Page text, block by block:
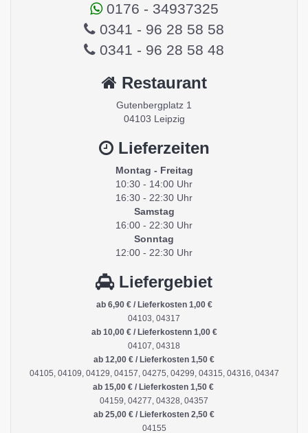
0176 - 34937325
0341 - 96 28 58 58
0341 - 96 28 58 48
Restaurant
Gutenbergplatz 1
04103 Leipzig
Lieferzeiten
Montag - Freitag
10:30 - 14:00 Uhr
16:30 - 22:30 Uhr
Samstag
16:00 - 22:30 Uhr
Sonntag
12:00 - 22:30 Uhr
Liefergebiet
ab 6,90 € / Lieferkosten 1,00 €
04103, 04317
ab 10,00 € / Lieferkostenn 1,00 €
04107, 04318
ab 12,00 € / Lieferkosten 1,50 €
04105, 04109, 04129, 04157, 04275, 04299, 04315, 04316, 04347
ab 15,00 € / Lieferkosten 1,50 €
04159, 04277, 04328, 04357
ab 25,00 € / Lieferkosten 2,50 €
04155